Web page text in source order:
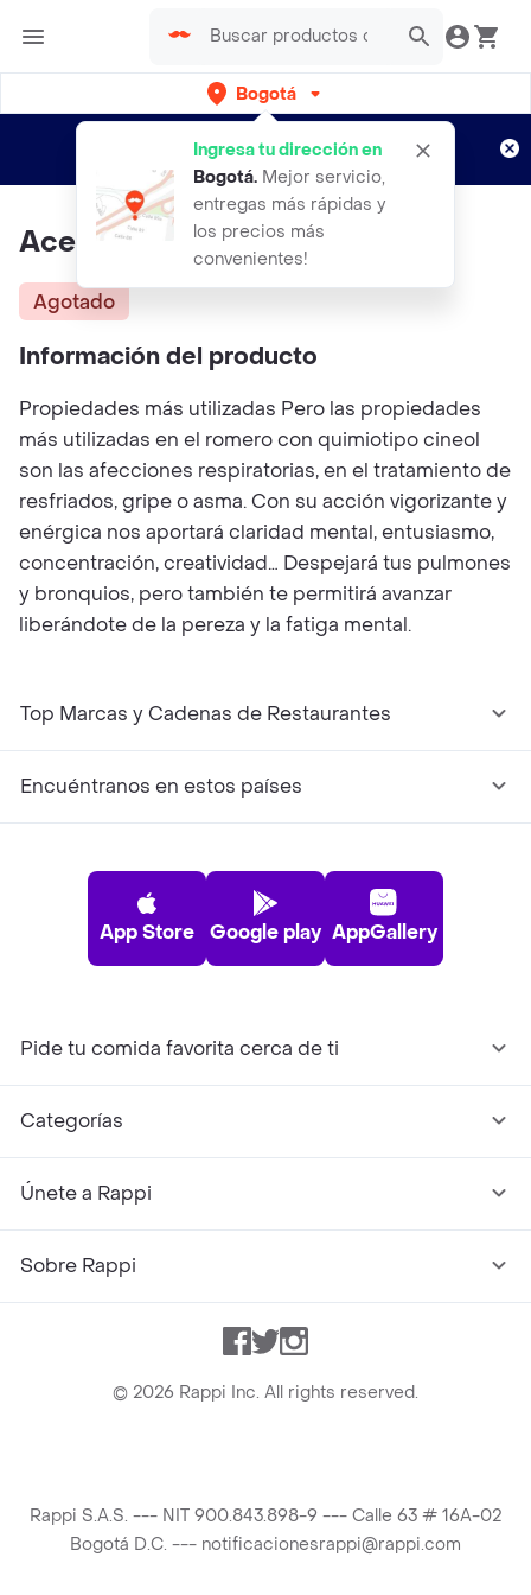
Bogotá
Ingresa tu dirección en
Bogotá. Mejor servicio,
entregas más rápidas y
los precios más
convenientes!
envíos gratis por semanas
Aplican TyC
Aceite Esencial De Romero
Agotado
Información del producto
Propiedades más utilizadas Pero las propiedades
más utilizadas en el romero con quimiotipo cineol
son las afecciones respiratorias, en el tratamiento de
resfriados, gripe o asma. Con su acción vigorizante y
enérgica nos aportará claridad mental, entusiasmo,
concentración, creatividad… Despejará tus pulmones
y bronquios, pero también te permitirá avanzar
liberándote de la pereza y la fatiga mental.
Top Marcas y Cadenas de Restaurantes
Encuéntranos en estos países
App Store Google play AppGallery
Pide tu comida favorita cerca de ti
Categorías
Únete a Rappi
Sobre Rappi
Facebook
TwitterInstagram
© 2026 Rappi Inc. All rights reserved.
Rappi S.A.S. --- NIT 900.843.898-9 --- Calle 63 # 16A-02
Bogotá D.C. --- notificacionesrappi@rappi.com